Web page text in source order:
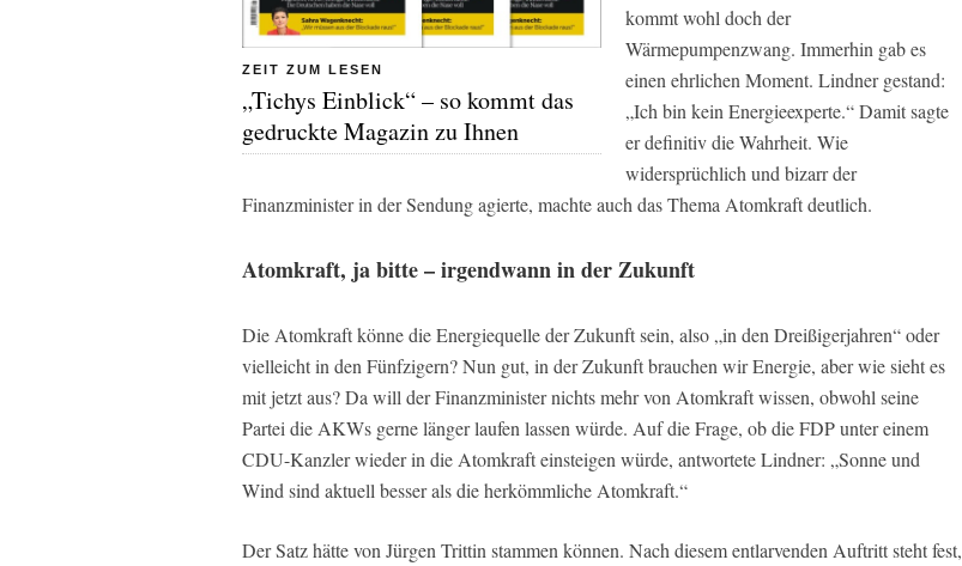
ZEIT ZUM LESEN
„Tichys Einblick“ – so kommt das
gedruckte Magazin zu Ihnen
kommt wohl doch der
Wärmepumpenzwang. Immerhin gab es
einen ehrlichen Moment. Lindner gestand:
„Ich bin kein Energieexperte.“ Damit sagte
er definitiv die Wahrheit. Wie
widersprüchlich und bizarr der
Finanzminister in der Sendung agierte, machte auch das Thema Atomkraft deutlich.
Atomkraft, ja bitte – irgendwann in der Zukunft
Die Atomkraft könne die Energiequelle der Zukunft sein, also „in den Dreißigerjahren“ oder
vielleicht in den Fünfzigern? Nun gut, in der Zukunft brauchen wir Energie, aber wie sieht es
mit jetzt aus? Da will der Finanzminister nichts mehr von Atomkraft wissen, obwohl seine
Partei die AKWs gerne länger laufen lassen würde. Auf die Frage, ob die FDP unter einem
CDU-Kanzler wieder in die Atomkraft einsteigen würde, antwortete Lindner: „Sonne und
Wind sind aktuell besser als die herkömmliche Atomkraft.“
Der Satz hätte von Jürgen Trittin stammen können. Nach diesem entlarvenden Auftritt steht fest,